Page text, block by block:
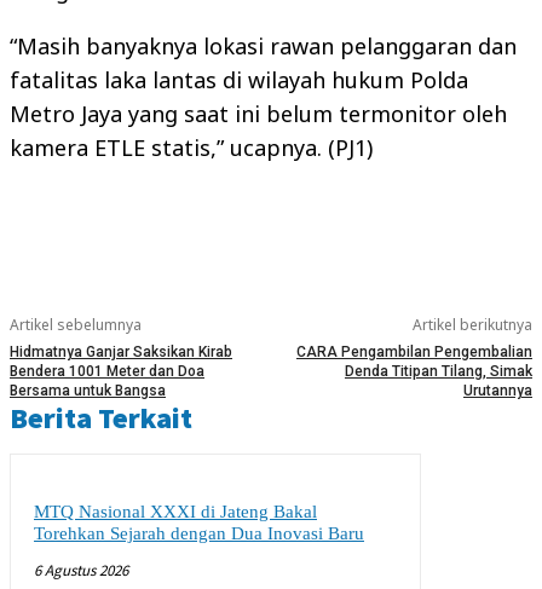
“Masih banyaknya lokasi rawan pelanggaran dan
fatalitas laka lantas di wilayah hukum Polda
Metro Jaya yang saat ini belum termonitor oleh
kamera ETLE statis,” ucapnya. (PJ1)
Artikel sebelumnya
Hidmatnya Ganjar Saksikan Kirab
Bendera 1001 Meter dan Doa
Bersama untuk Bangsa
Artikel berikutnya
CARA Pengambilan Pengembalian
Denda Titipan Tilang, Simak
Urutannya
Berita Terkait
MTQ Nasional XXXI di Jateng Bakal
Torehkan Sejarah dengan Dua Inovasi Baru
6 Agustus 2026